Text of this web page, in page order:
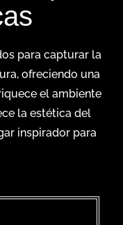
para capturar la
ofreciendo una
el ambiente
la estética del
inspirador para